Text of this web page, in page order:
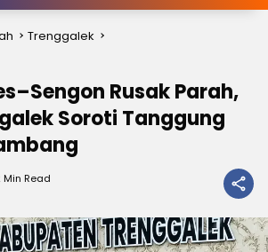
Trenggalek
Rusak Parah,
Soroti Tanggung
Min Read